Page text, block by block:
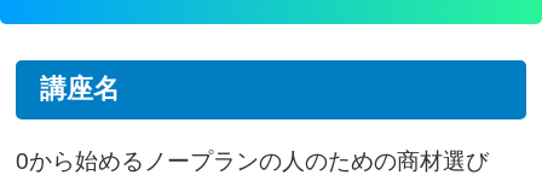
講座名
0から始めるノープランの人のための商材選び